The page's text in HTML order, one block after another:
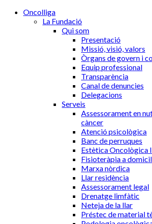
Oncolliga
La Fundació
Qui som
Presentació
Missió, visió, valors
Òrgans de govern i
Equip professional
Transparència
Canal de denuncies
Delegacions
Serveis
Assessorament en
càncer
Atenció psicològica
Banc de perruques
Estètica Oncològica
Fisioteràpia a
Marxa nòrdica
Llar residència
Assessorament legal
Drenatge limfàtic
Neteja de la llar
Préstec de material